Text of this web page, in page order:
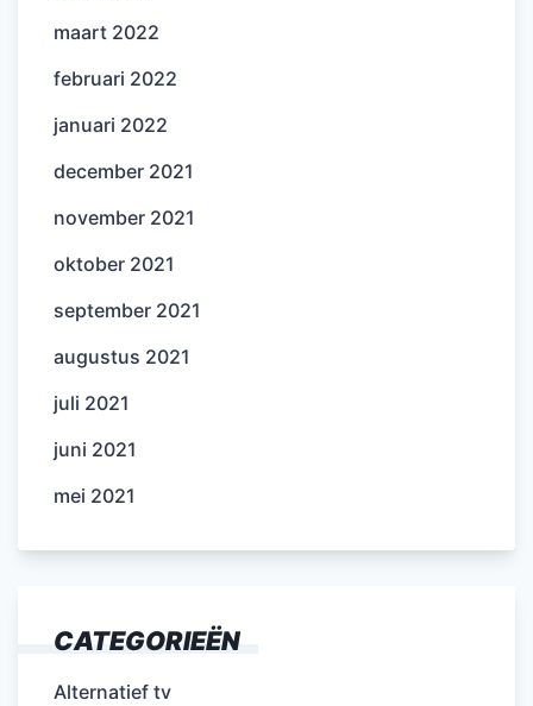
maart 2022
februari 2022
januari 2022
december 2021
november 2021
oktober 2021
september 2021
augustus 2021
juli 2021
juni 2021
mei 2021
CATEGORIEËN
Alternatief tv